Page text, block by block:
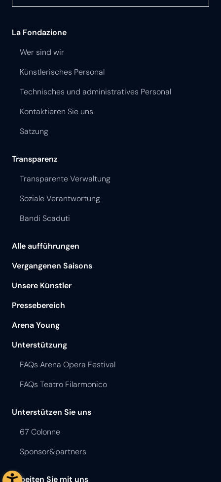
La Fondazione
Wer sind wir
Künstlerisches Personal
Technisches und administratives Personal
Kontaktieren Sie uns
Satzung
Transparenz
Transparente Verwaltung
Soziale Verantwortung
Bandi Scaduti
Alle aufführungen
Vergangenen Saisons
Unsere Künstler
Pressebereich
Arena Young
Unterstützung
FAQs Arena Opera Festival
FAQs Teatro Filarmonico
Unterstützen Sie uns
67 Colonne
Sponsor&partners
Arbeiten Sie mit uns